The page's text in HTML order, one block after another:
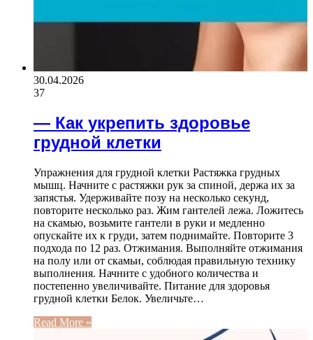
30.04.2026
37
— Как укрепить здоровье
грудной клетки
Упражнения для грудной клетки Растяжка грудных
мышц. Начните с растяжки рук за спиной, держа их за
запястья. Удерживайте позу на несколько секунд,
повторите несколько раз. Жим гантелей лежа. Ложитесь
на скамью, возьмите гантели в руки и медленно
опускайте их к груди, затем поднимайте. Повторите 3
подхода по 12 раз. Отжимания. Выполняйте отжимания
на полу или от скамьи, соблюдая правильную технику
выполнения. Начните с удобного количества и
постепенно увеличивайте. Питание для здоровья
грудной клетки Белок. Увеличьте…
Read More »